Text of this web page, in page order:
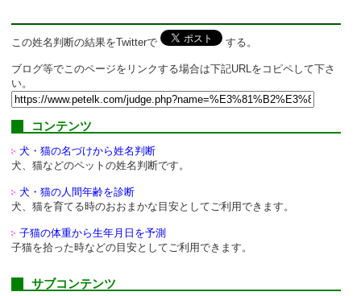
この姓名判断の結果をTwitterで する。
ブログ等でこのページをリンクする場合は下記URLをコピペして下さ
い。
コンテンツ
犬・猫の名づけから姓名判断
犬、猫などのペットの姓名判断です。
犬・猫の人間年齢を診断
犬、猫を育てる時のおおまかな目安としてご利用できます。
子猫の体重から生年月日を予測
子猫を拾った時などの目安としてご利用できます。
サブコンテンツ